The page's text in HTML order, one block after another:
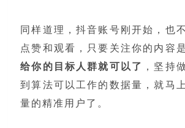
同样道理，抖音账号刚开始，也
点赞和观看，只要关注你的内容
给你的目标人群就可以了 ，坚持
到算法可以工作的数据量，就马
量的精准用户了。